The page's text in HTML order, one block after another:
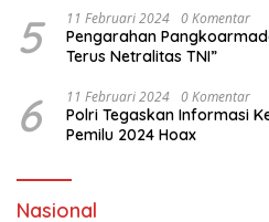
5 11 Februari 2024 0 Komentar
Pengarahan
Terus Netralitas TNI”
6 11 Februari 2024 0 Komentar
Polri Tegaskan Informasi
Pemilu 2024 Hoax
Nasional